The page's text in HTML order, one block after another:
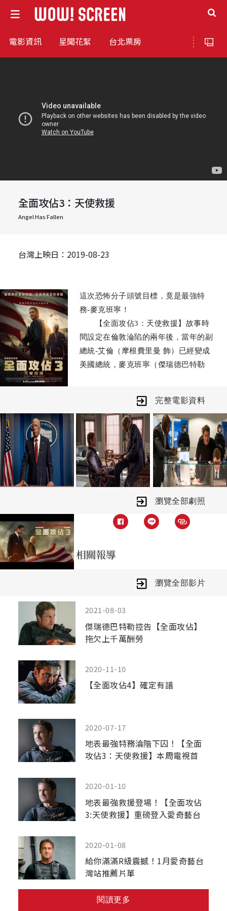
電影資訊 星聞花絮 台北票房
全面攻佔3：天使救援
Angel Has Fallen
台灣上映日：2019-08-23
這次恐怖分子頭號目標，竟是最強特
務-麥克班寧！
【全面攻佔3：天使救援】故事時
間設定在倫敦淪陷的兩年後，當年的副
總統-艾倫（摩根費里曼 飾）已經變成
美國總統，麥克班寧（傑瑞德巴特勒
犯，被全球通緝！
麥克為了證明自己的清白，為了保
護家人與總統，找上許久未見的父親結
盟，揪出敵人並洗刷自己的汙名。
完整電影資料
瀏覽全部劇照
瀏覽全部影片
2021-08-03
傑瑞德巴特勒控告【全面攻佔】
拖欠上千萬酬勞
2020-11-10
【全面攻佔4】確定有譜
2020-07-17
地表最強特務淪階下囚！【全面
攻佔3：天使救援】本周電視首
2020-01-10
地表最強救援登場！【全面攻佔
3:天使救援】重磅登入愛奇藝台
2020-01-08
給你滿滿R級震撼！1月愛奇藝台
灣站推薦片單
閱讀更多